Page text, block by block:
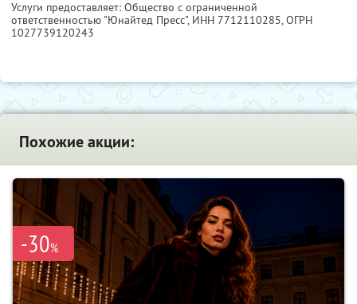
Услуги предоставляет: Общество с ограниченной
ответственностью "Юнайтед Пресс", ИНН 7712110285, ОГРН
1027739120243
Похожие акции:
-30%